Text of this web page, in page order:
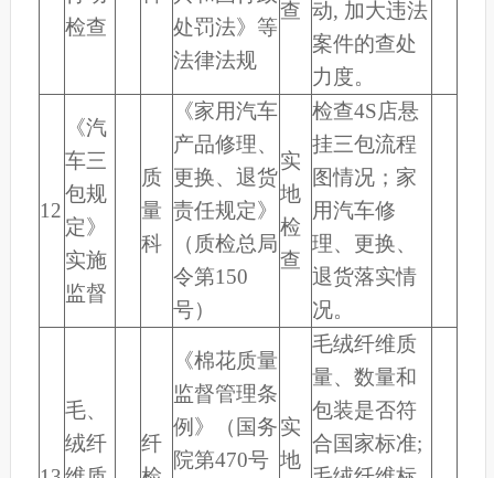
检查
处罚法》等
法律法规
查 动, 加大违法
案件的查处
力度。
12
《汽
车三
包规
定》
实施
监督
质
量
科
《家用汽车
产品修理、
更换、退货
责任规定》
（质检总局
令第150
号）
实
地
检
查
检查4S店悬
挂三包流程
图情况；家
用汽车修
理、更换、
退货落实情
况。
毛、
绒纤
纤
《棉花质量
监督管理条
例》（国务
院第470号
实
地
毛绒纤维质
量、数量和
包装是否符
合国家标准;